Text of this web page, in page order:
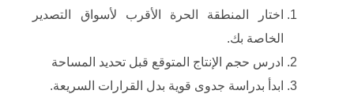
اختار المنطقة الحرة الأقرب لأسواق التصدير
الخاصة بك.
ادرس حجم الإنتاج المتوقع قبل تحديد المساحة
ابدأ بدراسة جدوى قوية بدل القرارات السريعة.